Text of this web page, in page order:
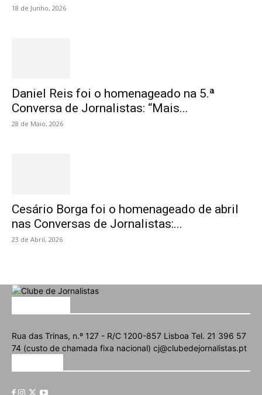
18 de Junho, 2026
Daniel Reis foi o homenageado na 5.ª
Conversa de Jornalistas: “Mais...
28 de Maio, 2026
Cesário Borga foi o homenageado de abril
nas Conversas de Jornalistas:...
23 de Abril, 2026
Rua das Trinas, n.º 127 - R/C 1200-857 Lisboa Tel. 21 396 57
74 (custo de chamada fixa nacional) cj@clubedejornalistas.pt